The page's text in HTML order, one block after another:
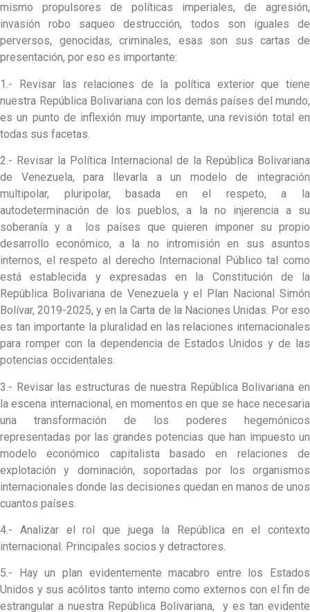
mismo propulsores de políticas imperiales, de agresión,
invasión robo saqueo destrucción, todos son iguales de
perversos, genocidas, criminales, esas son sus cartas de
presentación, por eso es importante:
1.- Revisar las relaciones de la política exterior que tiene
nuestra República Bolivariana con los demás países del mundo,
es un punto de inflexión muy importante, una revisión total en
todas sus facetas.
2.- Revisar la Política Internacional de la República Bolivariana
de Venezuela, para llevarla a un modelo de integración
multipolar, pluripolar, basada en el respeto, a la
autodeterminación de los pueblos, a la no injerencia a su
soberanía y a los países que quieren imponer su propio
desarrollo económico, a la no intromisión en sus asuntos
internos, el respeto al derecho Internacional Público tal como
está establecida y expresadas en la Constitución de la
República Bolivariana de Venezuela y el Plan Nacional Simón
Bolívar, 2019-2025, y en la Carta de la Naciones Unidas. Por eso
es tan importante la pluralidad en las relaciones internacionales
para romper con la dependencia de Estados Unidos y de las
potencias occidentales.
3.- Revisar las estructuras de nuestra República Bolivariana en
la escena internacional, en momentos en que se hace necesaria
una transformación de los poderes hegemónicos
representadas por las grandes potencias que han impuesto un
modelo económico capitalista basado en relaciones de
explotación y dominación, soportadas por los organismos
internacionales donde las decisiones quedan en manos de unos
cuantos países.
4.- Analizar el rol que juega la República en el contexto
internacional. Principales socios y detractores.
5.- Hay un plan evidentemente macabro entre los Estados
Unidos y sus acólitos tanto interno como externos con el fin de
estrangular a nuestra República Bolivariana, y es tan evidente